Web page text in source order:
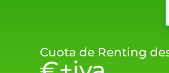
Cuota de Renting